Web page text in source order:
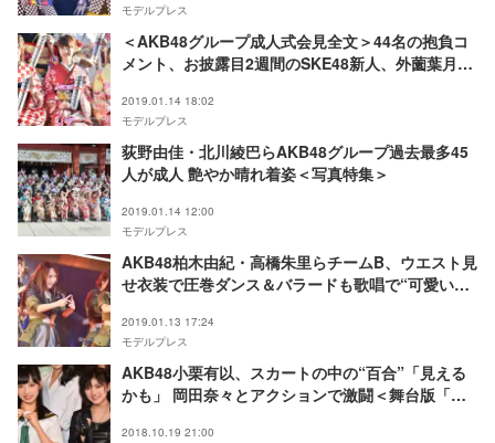
モデルプレス
＜AKB48グループ成人式会見全文＞44名の抱負コ
メント、お披露目2週間のSKE48新人、外薗葉月は
2019.01.14 18:02
モデルプレス
荻野由佳・北川綾巴らAKB48グループ過去最多45
人が成人 艶やか晴れ着姿＜写真特集＞
2019.01.14 12:00
モデルプレス
AKB48柏木由紀・高橋朱里らチームB、ウエスト見
せ衣装で圧巻ダンス＆バラードも歌唱で“可愛いだ
2019.01.13 17:24
モデルプレス
AKB48小栗有以、スカートの中の“百合”「見える
かも」 岡田奈々とアクションで激闘＜舞台版「マ
2018.10.19 21:00